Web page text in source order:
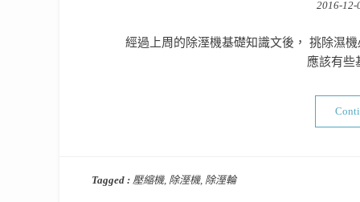
Posted
2016-12-
經過上周的除溼機基礎知識文後， 挑除濕
應該有些
Tagged : 壓縮機, 除溼機, 除溼輪